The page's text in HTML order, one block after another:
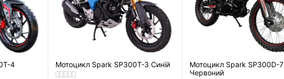
4
Мотоцикл Spark SP300T-3 Синій
Мотоцикл Spark SP300D-7
Червоний